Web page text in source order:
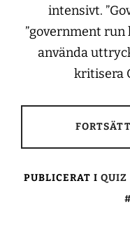
intensivt.
”government
använda
kritisera
PUBLICERAT I QUIZ